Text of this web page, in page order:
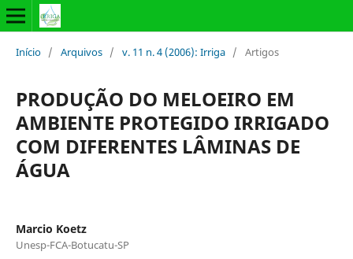
Início / Arquivos / v. 11 n. 4 (2006): Irriga / Artigos
PRODUÇÃO DO MELOEIRO EM
AMBIENTE PROTEGIDO IRRIGADO
COM DIFERENTES LÂMINAS DE
ÁGUA
Marcio Koetz
Unesp-FCA-Botucatu-SP